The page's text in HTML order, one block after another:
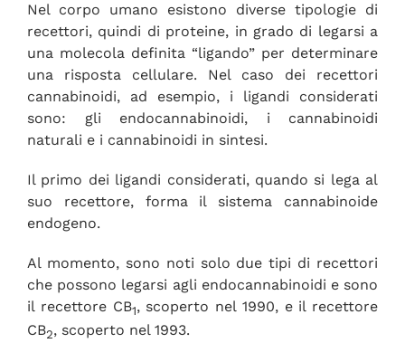
Nel corpo umano esistono diverse tipologie di
recettori, quindi di proteine, in grado di legarsi a
una molecola definita “ligando” per determinare
una risposta cellulare. Nel caso dei recettori
cannabinoidi, ad esempio, i ligandi considerati
sono: gli endocannabinoidi, i cannabinoidi
naturali e i cannabinoidi in sintesi.
Il primo dei ligandi considerati, quando si lega al
suo recettore, forma il sistema cannabinoide
endogeno.
Al momento, sono noti solo due tipi di recettori
che possono legarsi agli endocannabinoidi e sono
il recettore CB1, scoperto nel 1990, e il recettore
CB2, scoperto nel 1993.